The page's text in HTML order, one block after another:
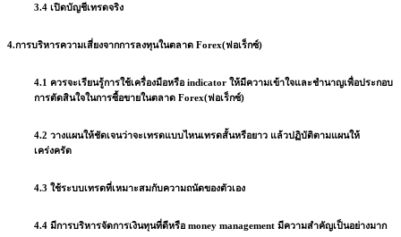
3.4 เปิดบัญชีเทรดจริง
4.การบริหารความเสี่ยงจากการลงทุนในตลาด Forex(ฟอเร็กซ์)
4.1 ควรจะเรียนรู้การใช้เครื่องมือหรือ indicator ให้มีความเข้าใจและชำนาญเพื่อประกอบ
การตัดสินใจในการซื้อขายในตลาด Forex(ฟอเร็กซ์)
4.2 วางแผนให้ชัดเจนว่าจะเทรดแบบไหนเทรดสั้นหรือยาว แล้วปฏิบัติตามแผนให้
เคร่งครัด
4.3 ใช้ระบบเทรดที่เหมาะสมกับความถนัดของตัวเอง
4.4 มีการบริหารจัดการเงินทุนที่ดีหรือ money management มีความสำคัญเป็นอย่างมาก